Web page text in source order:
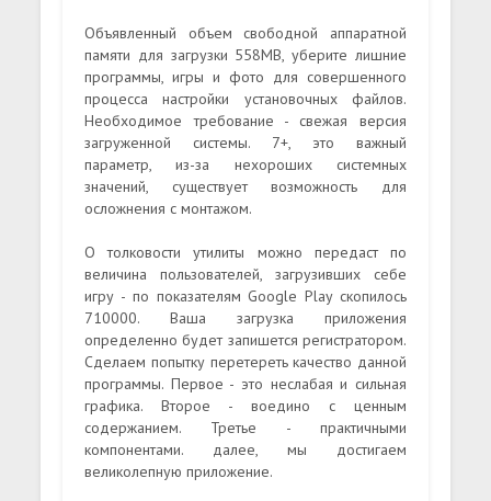
Объявленный объем свободной аппаратной
памяти для загрузки 558MB, уберите лишние
программы, игры и фото для совершенного
процесса настройки установочных файлов.
Необходимое требование - свежая версия
загруженной системы. 7+, это важный
параметр, из-за нехороших системных
значений, существует возможность для
осложнения с монтажом.
О толковости утилиты можно передаст по
величина пользователей, загрузивших себе
игру - по показателям Google Play скопилось
710000. Ваша загрузка приложения
определенно будет запишется регистратором.
Сделаем попытку перетереть качество данной
программы. Первое - это неслабая и сильная
графика. Второе - воедино с ценным
содержанием. Третье - практичными
компонентами. далее, мы достигаем
великолепную приложение.